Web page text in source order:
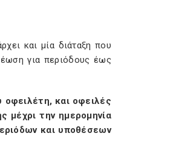
και μία διάταξη που
για περιόδους έως
οφειλέτη, και οφειλές
μέχρι την ημερομηνία
και υποθέσεων